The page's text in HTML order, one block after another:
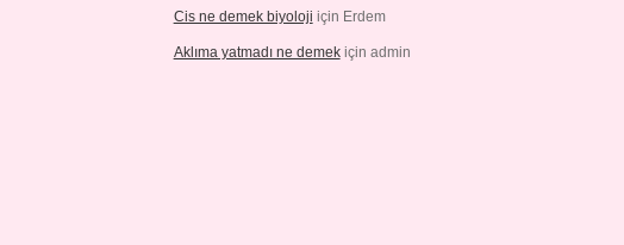
Cis ne demek biyoloji için Erdem
Aklıma yatmadı ne demekiçin admin